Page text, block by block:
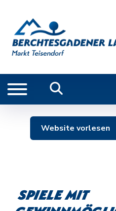
Website vorlesen
Spiele mit